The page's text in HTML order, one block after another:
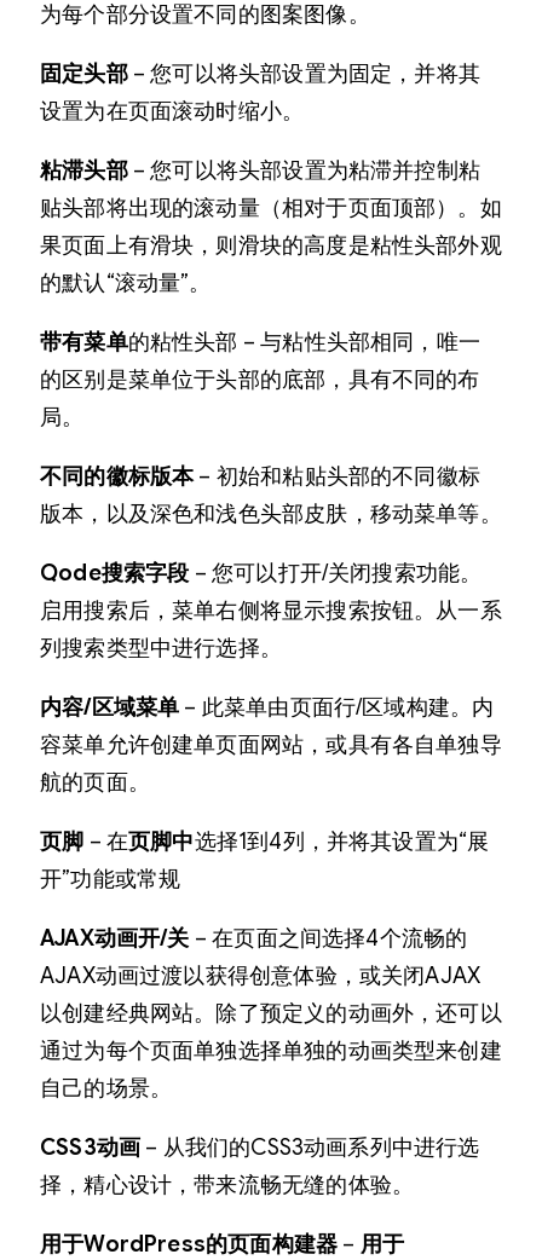
为每个部分设置不同的图案图像。
固定头部– 您可以将头部设置为固定，并将其
设置为在页面滚动时缩小。
粘滞头部– 您可以将头部设置为粘滞并控制粘
贴头部将出现的滚动量（相对于页面顶部）。如
果页面上有滑块，则滑块的高度是粘性头部外观
的默认“滚动量”。
带有菜单的粘性头部 – 与粘性头部相同，唯一
的区别是菜单位于头部的底部，具有不同的布
局。
不同的徽标版本– 初始和粘贴头部的不同徽标
版本，以及深色和浅色头部皮肤，移动菜单等。
Qode搜索字段 – 您可以打开/关闭搜索功能。
启用搜索后，菜单右侧将显示搜索按钮。从一系
列搜索类型中进行选择。
内容/区域菜单 – 此菜单由页面行/区域构建。内
容菜单允许创建单页面网站，或具有各自单独导
航的页面。
页脚 – 在页脚中选择1到4列，并将其设置为“展
开”功能或常规
AJAX动画开/关 – 在页面之间选择4个流畅的
AJAX动画过渡以获得创意体验，或关闭AJAX
以创建经典网站。除了预定义的动画外，还可以
通过为每个页面单独选择单独的动画类型来创建
自己的场景。
CSS3动画 – 从我们的CSS3动画系列中进行选
择，精心设计，带来流畅无缝的体验。
用于WordPress的页面构建器 – 用于